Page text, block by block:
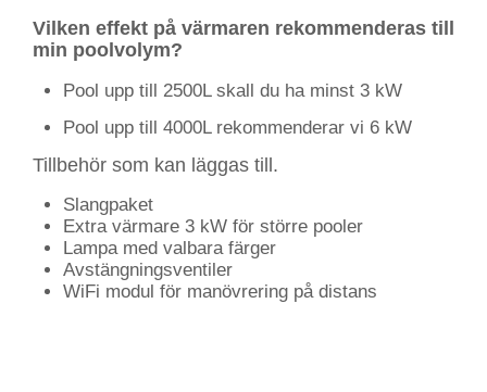
Vilken effekt på värmaren rekommenderas till
min poolvolym?
Pool upp till 2500L skall du ha minst 3 kW
Pool upp till 4000L rekommenderar vi 6 kW
Tillbehör som kan läggas till.
Slangpaket
Extra värmare 3 kW för större pooler
Lampa med valbara färger
Avstängningsventiler
WiFi modul för manövrering på distans